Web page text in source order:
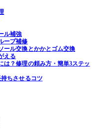
ル補強
ープ補修
ール交換とかかとゴム交換
える
は？修理の頼み方・簡単3ステッ
ちさせるコツ